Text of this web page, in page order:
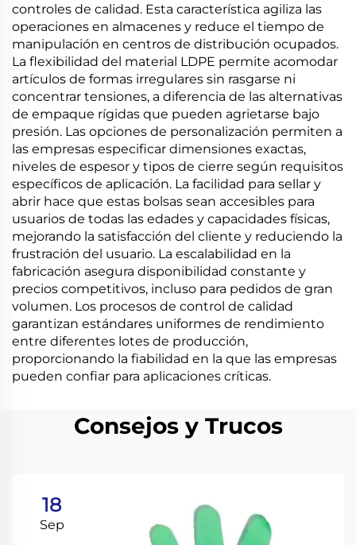
controles de calidad. Esta característica agiliza las
operaciones en almacenes y reduce el tiempo de
manipulación en centros de distribución ocupados.
La flexibilidad del material LDPE permite acomodar
artículos de formas irregulares sin rasgarse ni
concentrar tensiones, a diferencia de las alternativas
de empaque rígidas que pueden agrietarse bajo
presión. Las opciones de personalización permiten a
las empresas especificar dimensiones exactas,
niveles de espesor y tipos de cierre según requisitos
específicos de aplicación. La facilidad para sellar y
abrir hace que estas bolsas sean accesibles para
usuarios de todas las edades y capacidades físicas,
mejorando la satisfacción del cliente y reduciendo la
frustración del usuario. La escalabilidad en la
fabricación asegura disponibilidad constante y
precios competitivos, incluso para pedidos de gran
volumen. Los procesos de control de calidad
garantizan estándares uniformes de rendimiento
entre diferentes lotes de producción,
proporcionando la fiabilidad en la que las empresas
pueden confiar para aplicaciones críticas.
Consejos y Trucos
18
Sep